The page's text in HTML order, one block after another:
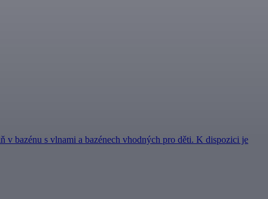
v bazénu s vlnami a bazénech vhodných pro děti. K dispozici je